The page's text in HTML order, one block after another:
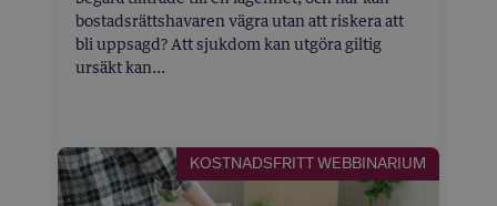
bostadsrättshavaren vägra utan att riskera att
bli uppsagd? Att sjukdom kan utgöra giltig
ursäkt kan...
KOSTNADSFRITT WEBBINARIUM